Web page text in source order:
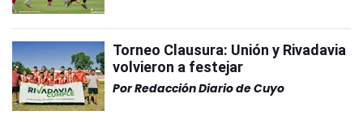
Torneo Clausura: Unión y Rivadavia
volvieron a festejar
PorRedacción Diario de Cuyo